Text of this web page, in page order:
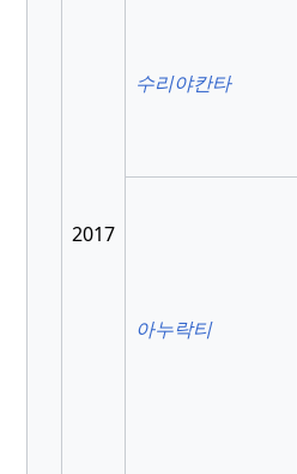
2017
수리야칸타
아누락티